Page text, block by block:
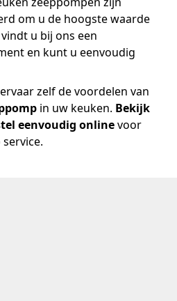
om u de hoogste waarde
u bij ons een
en kunt u eenvoudig
zelf de voordelen van
in uw keuken. Bekijk
eenvoudig onlinevoor